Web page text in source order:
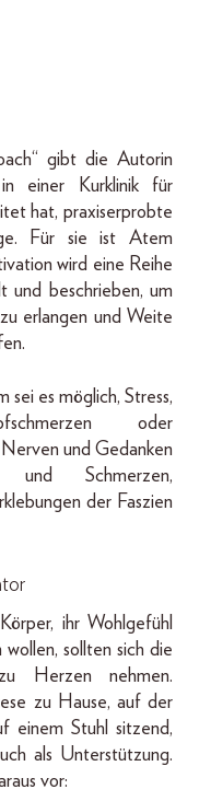
gibt die Autorin
einer Kurklinik für
hat, praxiserprobte
Für sie ist Atem
wird eine Reihe
und beschrieben, um
erlangen und Weite
es möglich, Stress,
oder
und Gedanken
Schmerzen,
der Faszien
ihr Wohlgefühl
sollten sich die
Herzen nehmen.
zu Hause, auf der
einem Stuhl sitzend,
als Unterstützung.
vor: